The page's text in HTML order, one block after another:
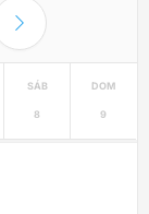
SÁB
8
DOM
9